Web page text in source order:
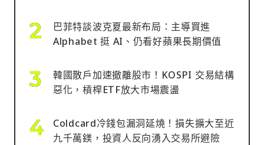
巴菲特談波克夏最新布局：主導買進
Alphabet 挺 AI、仍看好蘋果長期價值
韓國散戶加速撤離股市！KOSPI 交易結構
惡化，槓桿ETF放大市場震盪
Coldcard冷錢包漏洞延燒！損失擴大至近
九千萬鎂，投資人反向湧入交易所避險